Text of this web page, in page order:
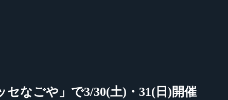
セなごや」で3/30(土)・31(日)開催